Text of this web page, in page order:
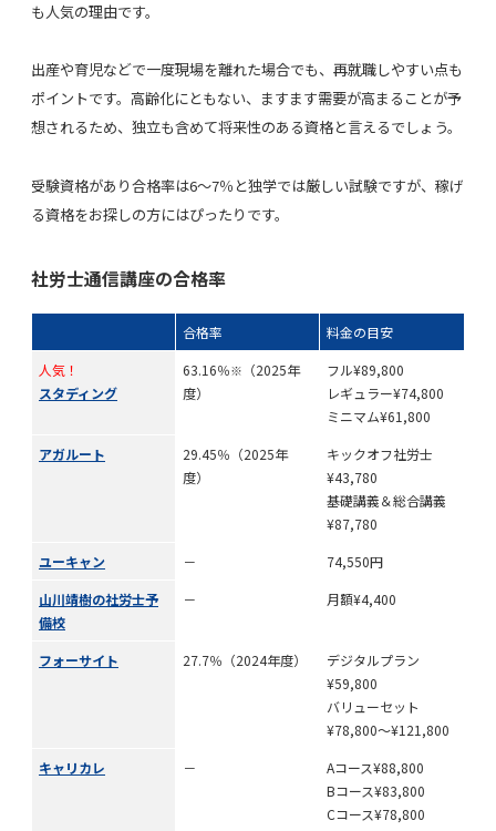
も人気の理由です。
出産や育児などで一度現場を離れた場合でも、再就職しやすい点も
ポイントです。高齢化にともない、ますます需要が高まることが予
想されるため、独立も含めて将来性のある資格と言えるでしょう。
受験資格があり合格率は6〜7％と独学では厳しい試験ですが、稼げ
る資格をお探しの方にはぴったりです。
社労士通信講座の合格率
合格率
料金の目安
人気！
スタディング
63.16％※ （2025年
度）
フル¥89,800
レギュラー¥74,800
ミニマム¥61,800
アガルート
29.45％（2025年
度）
キックオフ社労士
¥43,780
基礎講義＆総合講義
¥87,780
ユーキャン
－
74,550円
山川靖樹の社労士予
備校
－ 月額¥4,400
フォーサイト 27.7％（2024年度）
デジタルプラン
¥59,800
バリューセット
¥78,800～¥121,800
キャリカレ
－
Aコース¥88,800
Bコース¥83,800
Cコース¥78,800